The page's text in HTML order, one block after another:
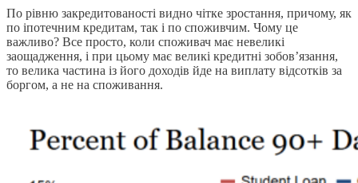
По рівню закредитованості видно чітке зростання, причому, як
по іпотечним кредитам, так і по споживчим. Чому це
важливо? Все просто, коли споживач має невеликі
заощадження, і при цьому має великі кредитні зобов’язання,
то велика частина із його доходів йде на виплату відсотків за
боргом, а не на споживання.